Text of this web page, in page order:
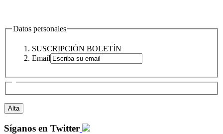
Datos personales
SUSCRIPCIÓN BOLETÍN
Email
Síganos en Twitter